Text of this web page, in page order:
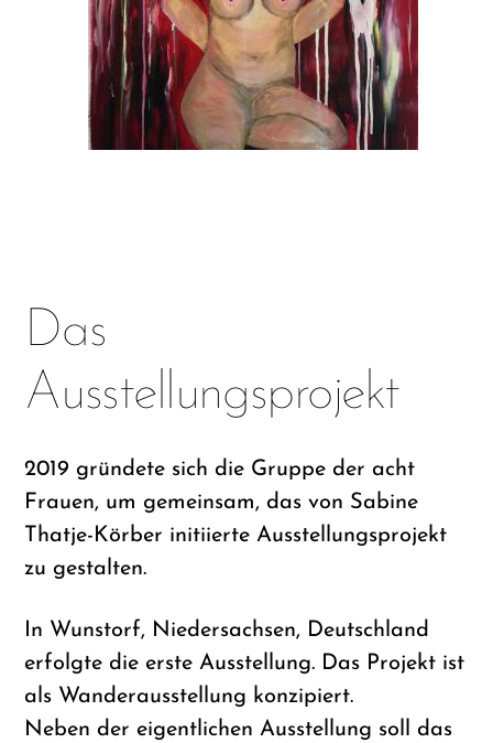
Das
Ausstellungsprojekt
2019 gründete sich die Gruppe der acht
Frauen, um gemeinsam, das von Sabine
Thatje-Körber initiierte Ausstellungsprojekt
zu gestalten.
In Wunstorf, Niedersachsen, Deutschland
erfolgte die erste Ausstellung. Das Projekt ist
als Wanderausstellung konzipiert.
Neben der eigentlichen Ausstellung soll das